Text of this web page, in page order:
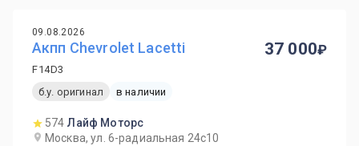
09.08.2026
Акпп Chevrolet Lacetti
F14D3
б.у. оригинал
в наличии
574 Лайф Моторс
Москва, ул. 6-радиальная 24с10
37 000